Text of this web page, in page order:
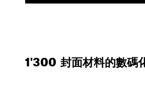
1'300 封面材料的數碼